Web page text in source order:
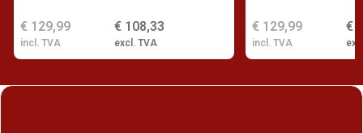
€ 108,33
excl. TVA
€ 129,99
incl. TVA
€
€ 129,99
incl. TVA